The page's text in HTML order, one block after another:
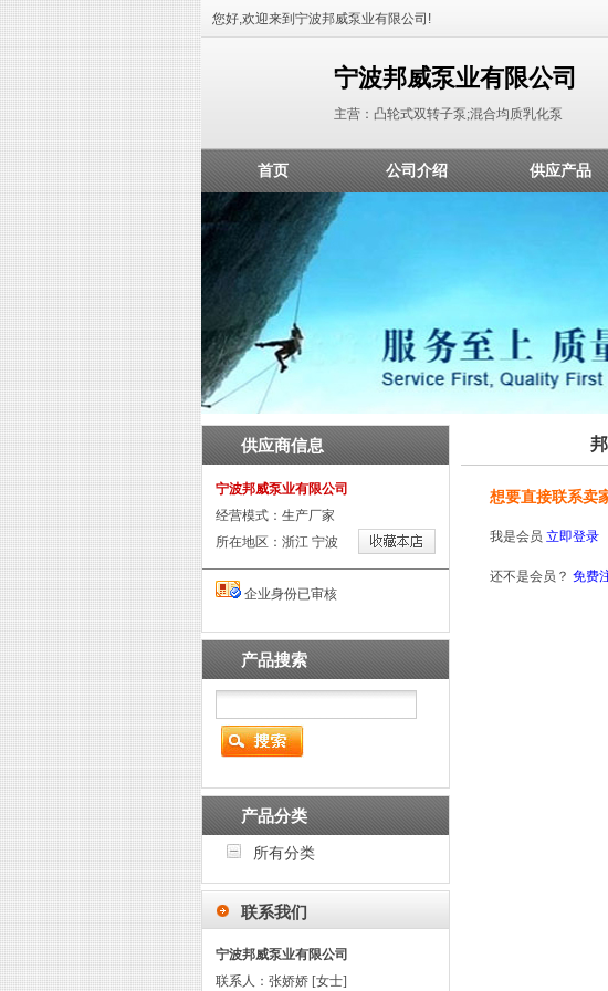
您好,欢迎来到宁波邦威泵业有限公司!
宁波邦威泵业有限公司
主营：凸轮式双转子泵;混合均质乳化泵
首页 公司介绍 供应产品
供应商信息
宁波邦威泵业有限公司
经营模式：生产厂家
所在地区：浙江 宁波
企业身份已审核
产品搜索
产品分类
所有分类
联系我们
宁波邦威泵业有限公司
联系人：张娇娇 [女士]
想要直接联系卖
我是会员 立即登录
还不是会员？ 免费